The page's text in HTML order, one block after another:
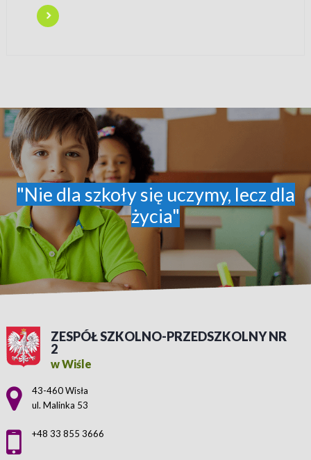
"Nie dla szkoły się uczymy, lecz dla
życia"
ZESPÓŁ SZKOLNO-PRZEDSZKOLNY NR
2
w Wiśle
Adres pocztowy:
43-460 Wisła
ul. Malinka 53
+48 33 855 3666